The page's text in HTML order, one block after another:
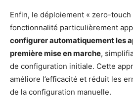
Enfin, le déploiement « zero-touch
fonctionnalité particulièrement
configurer automatiquement les
première mise en marche,
de configuration initiale. Cette
améliore l’efficacité et réduit les
de la configuration manuelle.